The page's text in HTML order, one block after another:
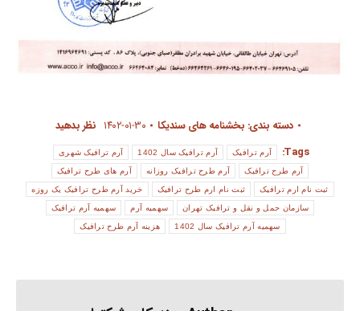
دسته بندی: بخشنامه های سندیکا ۱۴۰۲-۰۱-۳۰ نظر بدهید
Tags:
آرم ترافیک آرم ترافیک سال 1402 آرم ترافیک شهری
آرم طرح ترافیک آرم طرح ترافیک روزانه آرم های طرح ترافیک
ثبت نام ارم ترافیک ثبت نام ارم طرح ترافیک خرید آرم طرح ترافیک یک روزه
سازمان حمل و نقل و ترافیک تهران سهمیه آرم سهمیه آرم ترافیک
سهمیه آرم ترافیک سال 1402 هزینه آرم طرح ترافیک